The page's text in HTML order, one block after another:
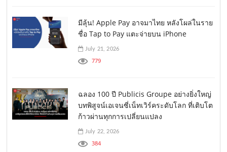
มีลุ้น! Apple Pay อาจมาไทย หลังโผล่ในราย
ชื่อ Tap to Pay แตะจ่ายบน iPhone
July 21, 2026
779
ฉลอง 100 ปี Publicis Groupe อย่างยิ่งใหญ่
บทพิสูจน์เอเจนซี่เน็ทเวิร์คระดับโลก ที่เติบโต
ก้าวผ่านทุกการเปลี่ยนแปลง
July 22, 2026
384